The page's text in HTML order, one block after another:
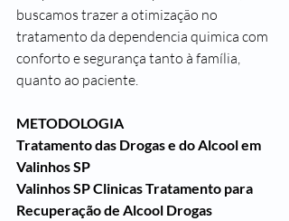
buscamos trazer a otimização no
tratamento da dependencia quimica com
conforto e segurança tanto à família,
quanto ao paciente.
METODOLOGIA
Tratamento das Drogas e do Alcool em
Valinhos SP
Valinhos SP Clinicas Tratamento para
Recuperação de Alcool Drogas